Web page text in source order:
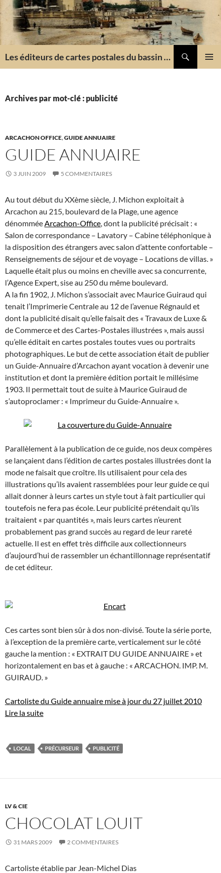
Aller
au
contenu
Les éditeurs de cartes postales du bassin d'Arcachon
Archives par mot-clé : publicité
ARCACHON OFFICE,GUIDE ANNUAIRE
GUIDE ANNUAIRE
3 JUIN 2009 5 COMMENTAIRES
Au tout début du XXème siècle, J. Michon exploitait à
Arcachon au 215, boulevard de la Plage, une agence
dénommée Arcachon-Office , dont la publicité précisait : «
Salon de correspondance – Lavatory – Cabine téléphonique à
la disposition des étrangers avec salon d’attente confortable –
Renseignements de séjour et de voyage – Locations de villas. »
Laquelle était plus ou moins en cheville avec sa concurrente,
l’Agence Expert, sise au 250 du même boulevard.
A la fin 1902, J. Michon s’associait avec Maurice Guiraud qui
tenait l’Imprimerie Centrale au 12 de l’avenue Régnauld et
dont la publicité disait qu’elle faisait des « Travaux de Luxe &
de Commerce et des Cartes-Postales illustrées », mais aussi
qu’elle éditait en cartes postales toutes vues ou portraits
photographiques. Le but de cette association était de publier
un Guide-Annuaire d’Arcachon ayant vocation à devenir une
institution et dont la première édition portait le millésime
1903. Il permettait tout de suite à Maurice Guiraud de
s’autoproclamer : « Imprimeur du Guide-Annuaire ».
Parallèlement à la publication de ce guide, nos deux compères
se lançaient dans l’édition de cartes postales illustrées dont la
mode ne faisait que croître. Ils utilisaient pour cela des
illustrations qu’ils avaient rassemblées pour leur guide ce qui
allait donner à leurs cartes un style tout à fait particulier qui
toutefois ne fera pas école. Leur publicité prétendait qu’ils
traitaient « par quantités », mais leurs cartes n’eurent
probablement pas grand succès au regard de leur rareté
actuelle. Il est en effet très difficile aux collectionneurs
d’aujourd’hui de rassembler un échantillonnage représentatif
de cet éditeur.
Ces cartes sont bien sûr à dos non-divisé. Toute la série porte,
à l’exception de la première carte, verticalement sur le côté
gauche la mention : « EXTRAIT DU GUIDE ANNUAIRE » et
horizontalement en bas et à gauche : « ARCACHON. IMP. M.
GUIRAUD. »
Cartoliste du Guide annuaire mise à jour du 27 juillet 2010
Lire la suite
LOCAL PRÉCURSEUR PUBLICITÉ
LV & CIE
CHOCOLAT LOUIT
31 MARS 2009 2 COMMENTAIRES
Cartoliste établie par Jean-Michel Dias